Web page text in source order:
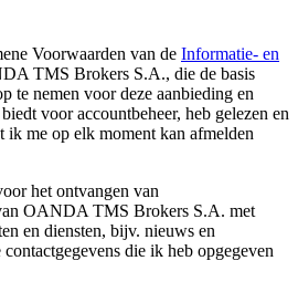
Voorwaarden van de Informatie- en
TMS Brokers S.A., die de basis
te nemen voor deze aanbieding en
voor accountbeheer, heb gelezen en
ik me op elk moment kan afmelden
het ontvangen van
OANDA TMS Brokers S.A. met
en diensten, bijv. nieuws en
die ik heb opgegeven